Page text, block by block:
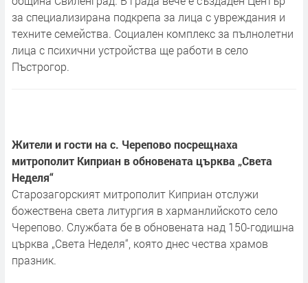
за специализирана подкрепа за лица с увреждания и
техните семейства. Социален комплекс за пълнолетни
лица с психични устройства ще работи в село
Пъстрогор.
Жители и гости на с. Черепово посрещнаха
митрополит Киприан в обновената църква „Света
Неделя“
Старозагорският митрополит Киприан отслужи
божествена света литургия в харманлийското село
Черепово. Службата бе в обновената над 150-годишна
църква „Света Неделя“, която днес чества храмов
празник.